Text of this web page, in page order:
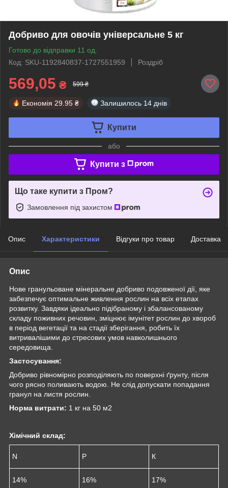
Добриво для овочів універсальне 5 кг
Готово до відправки 11 од.
Код: SKU-1192840837-1727551959
Роздріб
569,05 ₴ 599 ₴
Економія 29.95 ₴ Залишилось 14 днів
Купити
або
Купити з
Що таке купити з Пром?
Замовлення під захистом
Опис Характеристики Відгуки про товар Доставка
Опис
Нове гранульоване мінеральне добриво подовженої дії, яке
забезпечує оптимальне живлення рослин на всіх етапах
розвитку. Завдяки ідеально підібраному і збалансованому
складу поживних речовин, зміцнює імунітет рослин до хвороб
в період вегетації та на стадії зберігання, робить їх
витривалішими до стресових умов навколишнього
середовища.
Застосування:
Добриво рівномірно розподіляють по поверхні ґрунту, після
чого рясно поливають водою. Не слід допускати попадання
гранул на листя рослин.
Норма витрати: 1 кг на 50 м2
Хімічний склад:
N Р К
14% 16% 17%